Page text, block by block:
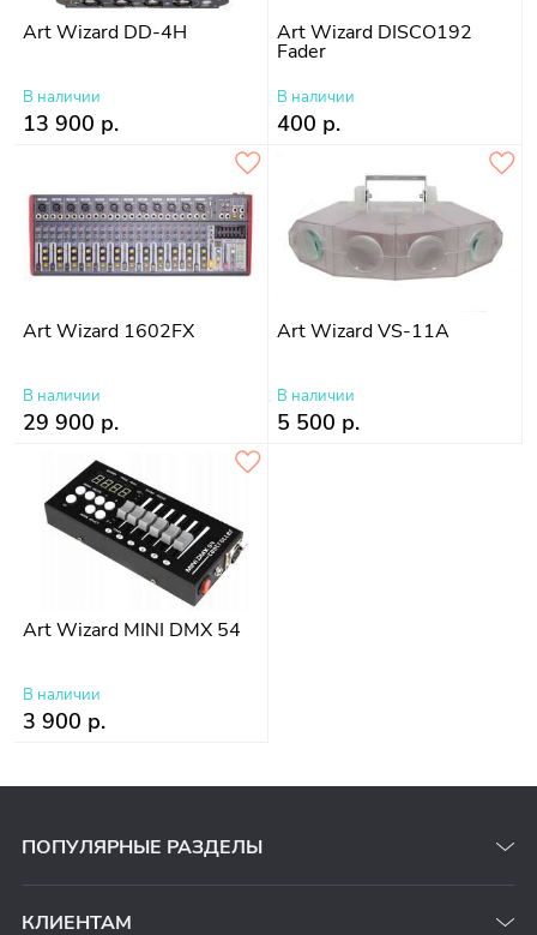
Art Wizard DD-4H
В наличии
13 900 р.
Art Wizard DISCO192
Fader
В наличии
400 р.
Art Wizard 1602FX
В наличии
29 900 р.
Art Wizard VS-11A
В наличии
5 500 р.
Art Wizard MINI DMX 54
В наличии
3 900 р.
ПОПУЛЯРНЫЕ РАЗДЕЛЫ
КЛИЕНТАМ